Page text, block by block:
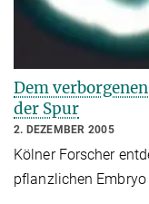
Dem
der Spur
2. DEZEMBER 2005
Kölner Forscher
pflanzlichen